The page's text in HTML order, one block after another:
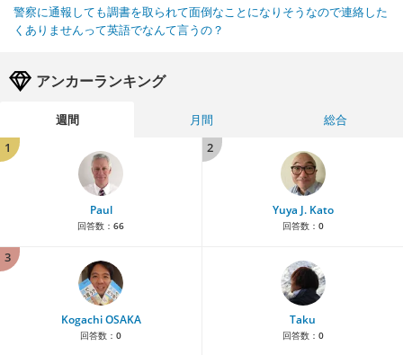
警察に通報しても調書を取られて面倒なことになりそうなので連絡した
くありませんって英語でなんて言うの？
アンカーランキング
週間 月間
総合
1
Paul
回答数： 66
2
Yuya J. Kato
回答数： 0
3
Kogachi OSAKA
回答数： 0
Taku
回答数： 0